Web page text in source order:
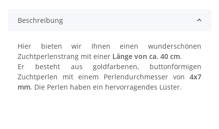
Beschreibung
Hier bieten wir Ihnen einen wunderschönen
Zuchtperlenstrang mit einer Länge von ca. 40 cm.
Er besteht aus goldfarbenen, buttonförmigen
Zuchtperlen mit einem Perlendurchmesser von 4x7
mm. Die Perlen haben ein hervorragendes Lüster.